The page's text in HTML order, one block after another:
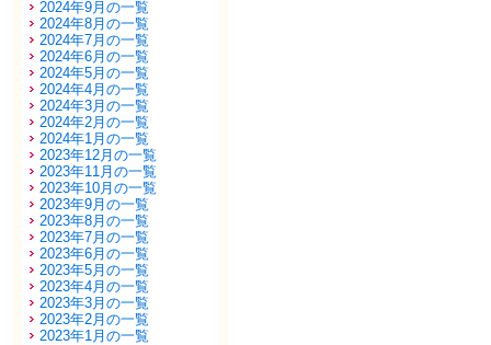
2024年9月の一覧
2024年8月の一覧
2024年7月の一覧
2024年6月の一覧
2024年5月の一覧
2024年4月の一覧
2024年3月の一覧
2024年2月の一覧
2024年1月の一覧
2023年12月の一覧
2023年11月の一覧
2023年10月の一覧
2023年9月の一覧
2023年8月の一覧
2023年7月の一覧
2023年6月の一覧
2023年5月の一覧
2023年4月の一覧
2023年3月の一覧
2023年2月の一覧
2023年1月の一覧